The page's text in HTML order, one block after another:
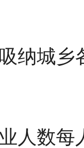
纳城乡
人数每